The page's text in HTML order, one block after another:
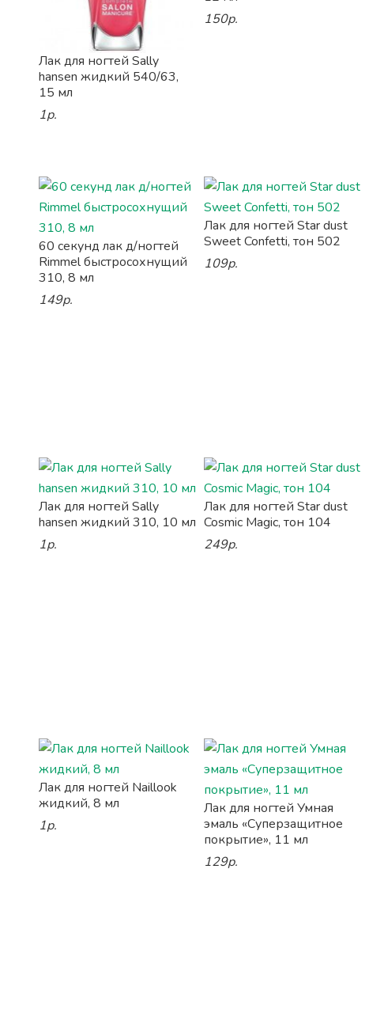
Лак для ногтей Sally
hansen жидкий 540/63,
15 мл
1р.
150р.
60 секунд лак д/ногтей
Rimmel быстросохнущий
310, 8 мл
149р.
Лак для ногтей Star dust
Sweet Confetti, тон 502
109р.
Лак для ногтей Sally
hansen жидкий 310, 10 мл
1р.
Лак для ногтей Star dust
Cosmic Magic, тон 104
249р.
Лак для ногтей Naillook
жидкий, 8 мл
1р.
Лак для ногтей Умная
эмаль «Суперзащитное
покрытие», 11 мл
129р.